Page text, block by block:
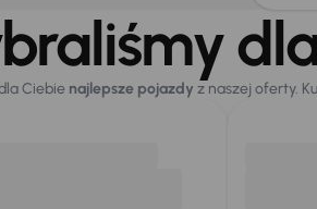
Ciebie najlepsze pojazdy z naszej oferty.